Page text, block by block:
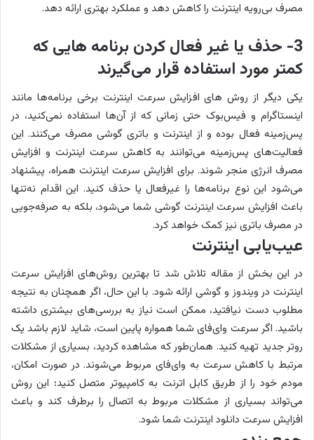
مصرف بی‌رویه اینترنت را کاهش دهد و عملکرد بهتری ارائه دهد.
3- حذف یا غیر فعال کردن برنامه هایی که
کمتر مورد استفاده قرار می‌گیرند
یکی دیگر از روش های افزایش سرعت اینترنت برخی برنامه‌ها مانند
اینستاگرام و فیس‌بوک حتی زمانی که از آن‌ها استفاده نمی‌کنید، در
پس‌زمینه فعال بوده و از اینترنت و باتری گوشی مصرف می‌کنند. این
فعالیت‌های پس‌زمینه می‌توانند به کاهش سرعت اینترنت و افزایش
مصرف انرژی منجر شوند. برای افزایش سرعت اینترنت همراه، پیشنهاد
می‌شود این نوع برنامه‌ها را غیرفعال یا حذف کنید. این اقدام نه‌تنها
باعث افزایش سرعت اینترنت گوشی شما می‌شود، بلکه به صرفه‌جویی
در مصرف باتری نیز کمک خواهد کرد.
عیب‌یابی اینترنت
در این بخش از مقاله تلاش شد تا بهترین روش‌های افزایش سرعت
اینترنت در ویندوز و گوشی ارائه شود. با این حال، اگر همچنان به نتیجه
مطلوب دست نیافتید، ممکن است نیاز به بررسی‌های بیشتری داشته
باشید. اگر سرعت وای‌فای شما همواره پایین است، شاید لازم باشد یک
روتر جدید تهیه کنید. همان‌طور که مشاهده کردید، بسیاری از مشکلات
مرتبط با کاهش سرعت به وای‌فای مربوط می‌شوند. در صورت امکان،
مودم خود را از طریق کابل اترنت به کامپیوتر متصل کنید؛ این روش
می‌تواند بسیاری از مشکلات مربوط به اتصال را برطرف کند و باعث
افزایش سرعت دانلود اینترنت شما شود.